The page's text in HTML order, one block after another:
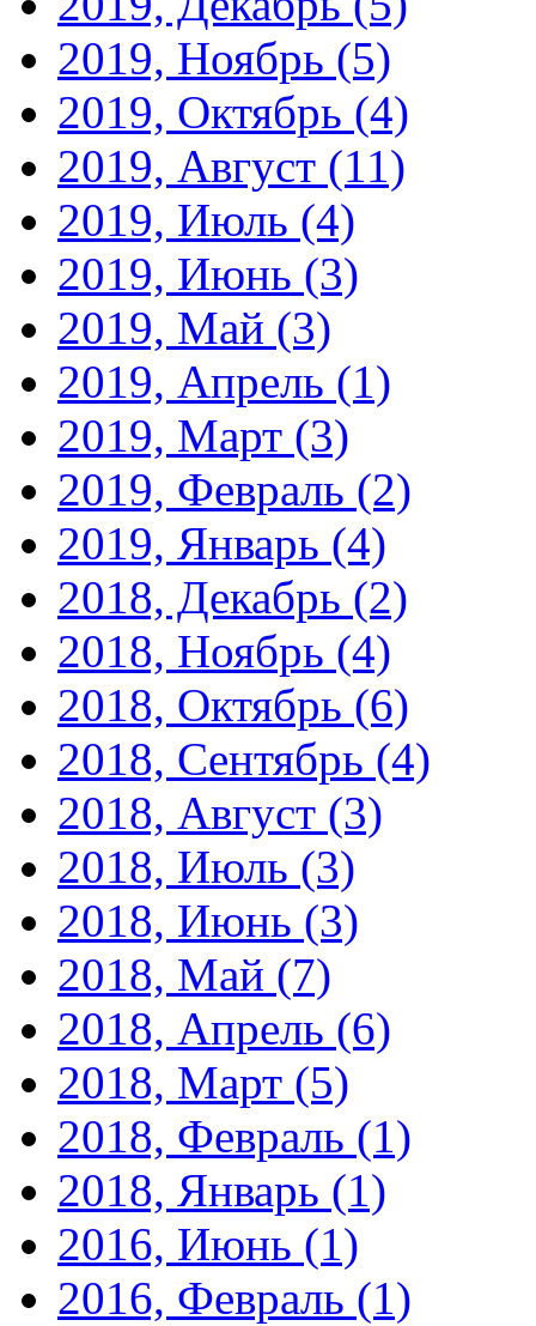
2019, Ноябрь (5)
2019, Октябрь (4)
2019, Август (11)
2019, Июль (4)
2019, Июнь (3)
2019, Май (3)
2019, Апрель (1)
2019, Март (3)
2019, Февраль (2)
2019, Январь (4)
2018, Декабрь (2)
2018, Ноябрь (4)
2018, Октябрь (6)
2018, Сентябрь (4)
2018, Август (3)
2018, Июль (3)
2018, Июнь (3)
2018, Май (7)
2018, Апрель (6)
2018, Март (5)
2018, Февраль (1)
2018, Январь (1)
2016, Июнь (1)
2016, Февраль (1)